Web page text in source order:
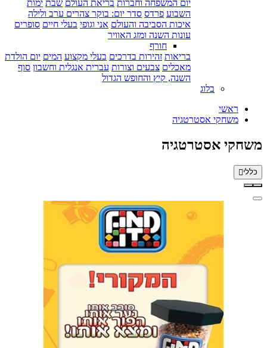
יום המשפחה וחברות בריאת העולם שבת ימות
השבוע פרדס סדר יום: בוקר צהרים ערב ולילה
איכות הסביבה והעולם אני וגופי בעלי חיים סופרים
עונות השנה ומזג האוויר
חורף
בריאות זהירות בדרכים בעלי מקצוע המים יום הולדת
מאכלים צבעים וצורות עברית אנגלית וחשבון סוף
השנה, קיץ והחופש הגדול
בלוג
ראשי
משחקי אסטרטגיה
משחקי אסטרטגיה
כללי